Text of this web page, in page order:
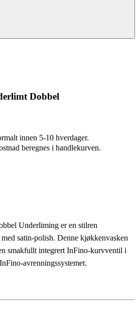
Dobbel
innen 5-10 hverdager.
beregnes i handlekurven.
Underliming er en stilren
satin-polish. Denne kjøkkenvasken
smakfullt integrert InFino-kurvventil i
avrenningssystemet.